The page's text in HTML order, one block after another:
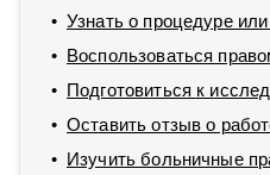
Узнать о процедуре
Воспользоваться
Подготовиться к
Оставить отзыв о
Изучить больничные